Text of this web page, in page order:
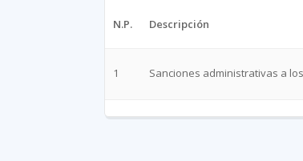
N.P. Descripción
1 Sanciones administrativas a